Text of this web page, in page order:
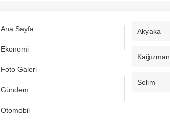
Ana Sayfa
Ekonomi
Foto Galeri
Gündem
Otomobil
Akyaka
Kağızman
Selim